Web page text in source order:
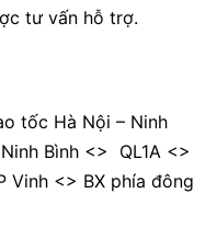
tư vấn hỗ trợ.
tốc Hà Nội – Ninh
Bình <> QL1A <>
Vinh <> BX phía đông